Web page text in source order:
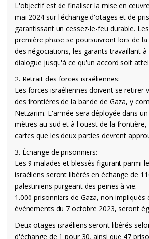
L'objectif est de finaliser la mise en
mai 2024 sur l'échange d'otages et de
garantissant un cessez-le-feu durable.
première phase se poursuivront lors de la
des négociations, les garants travaillant à
dialogue jusqu'à ce qu'un accord soit
2. Retrait des forces israéliennes:
Les forces israéliennes doivent se retirer
des frontières de la bande de Gaza, y
Netzarim. L'armée sera déployée dans
mètres au sud et à l'ouest de la frontière,
cartes que les deux parties devront
3. Échange de prisonniers:
Les 9 malades et blessés figurant parmi
israéliens seront libérés en échange de
palestiniens purgeant des peines à vie.
1.000 prisonniers de Gaza, non impliqués
événements du 7 octobre 2023, seront
Deux otages israéliens seront libérés
d'échange de 1 pour 30, ainsi que 47